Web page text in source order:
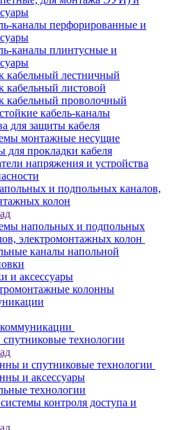
каналы перфорированные и
каналы плинтусные и
кабельный лестничный
кабельный листовой
кабельный проволочный
кабель-каналы
для защиты кабеля
монтажные несущие
для прокладки кабеля
напряжения и устройства
и подпольных каналов,
колон
напольных и подпольных
электромонтажных колон
каналы напольной
и аксессуары
колонны
технологии
и спутниковые технологии
и аксессуары
технологии
контроля доступа и